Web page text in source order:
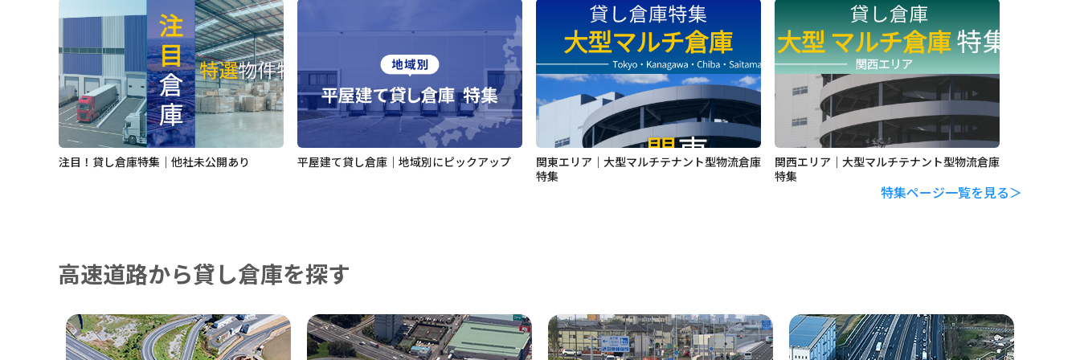
注目！貸し倉庫特集｜他社未公開あり 平屋建て貸し倉庫｜地域別にピックアップ
関東エリア｜大型マルチテナント型物流倉庫
特集
関西エリア｜大型マルチテナント型物流倉庫
特集
特集ページ一覧を見る＞
高速道路から貸し倉庫を探す